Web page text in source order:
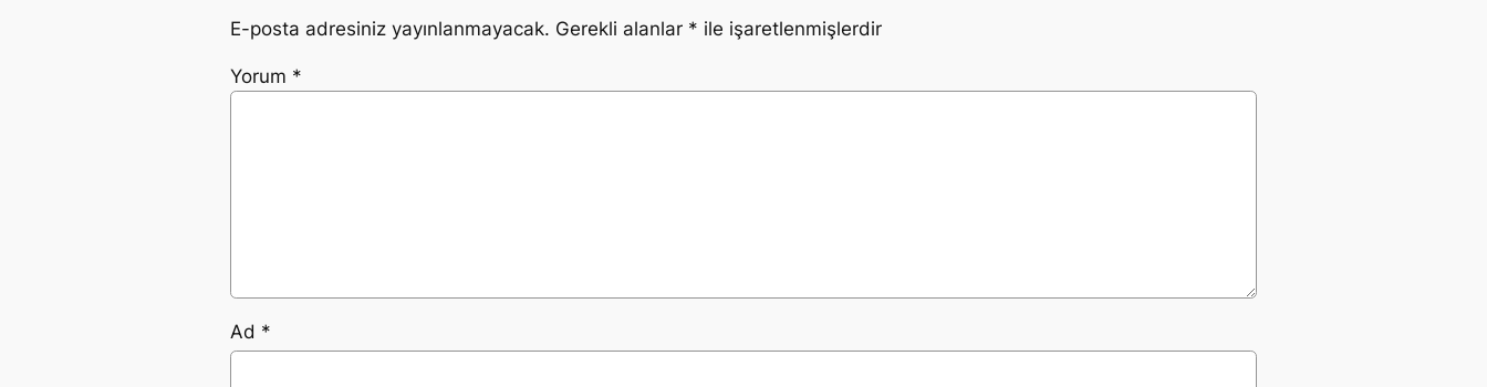
E-posta adresiniz yayınlanmayacak. Gerekli alanlar * ile işaretlenmişlerdir
Yorum *
Ad *